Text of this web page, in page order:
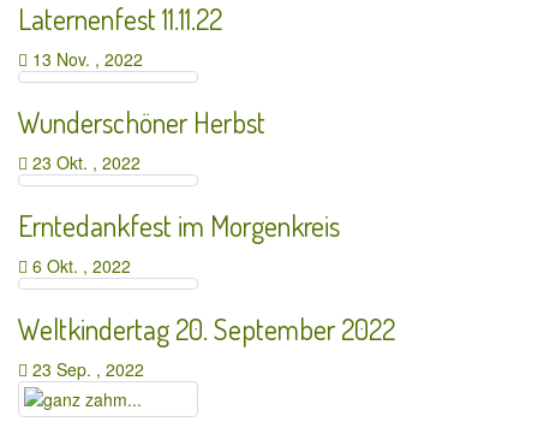
Laternenfest 11.11.22
13 Nov. , 2022
Wunderschöner Herbst
23 Okt. , 2022
Erntedankfest im Morgenkreis
6 Okt. , 2022
Weltkindertag 20. September 2022
23 Sep. , 2022